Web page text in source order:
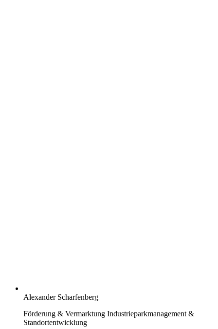
Alexander Scharfenberg
Förderung & Vermarktung Industrieparkmanagement &
Standortentwicklung